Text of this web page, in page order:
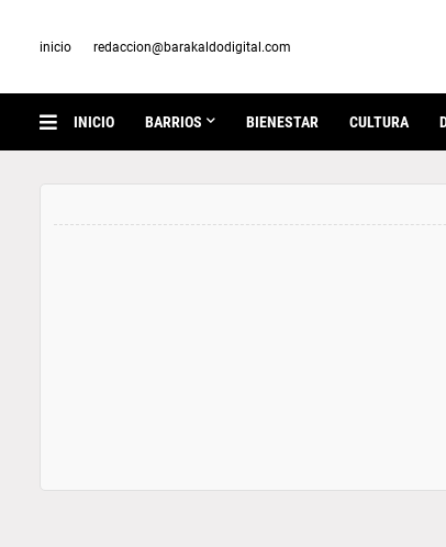
inicio redaccion@barakaldodigital.com
INICIO BARRIOS BIENESTAR CULTURA